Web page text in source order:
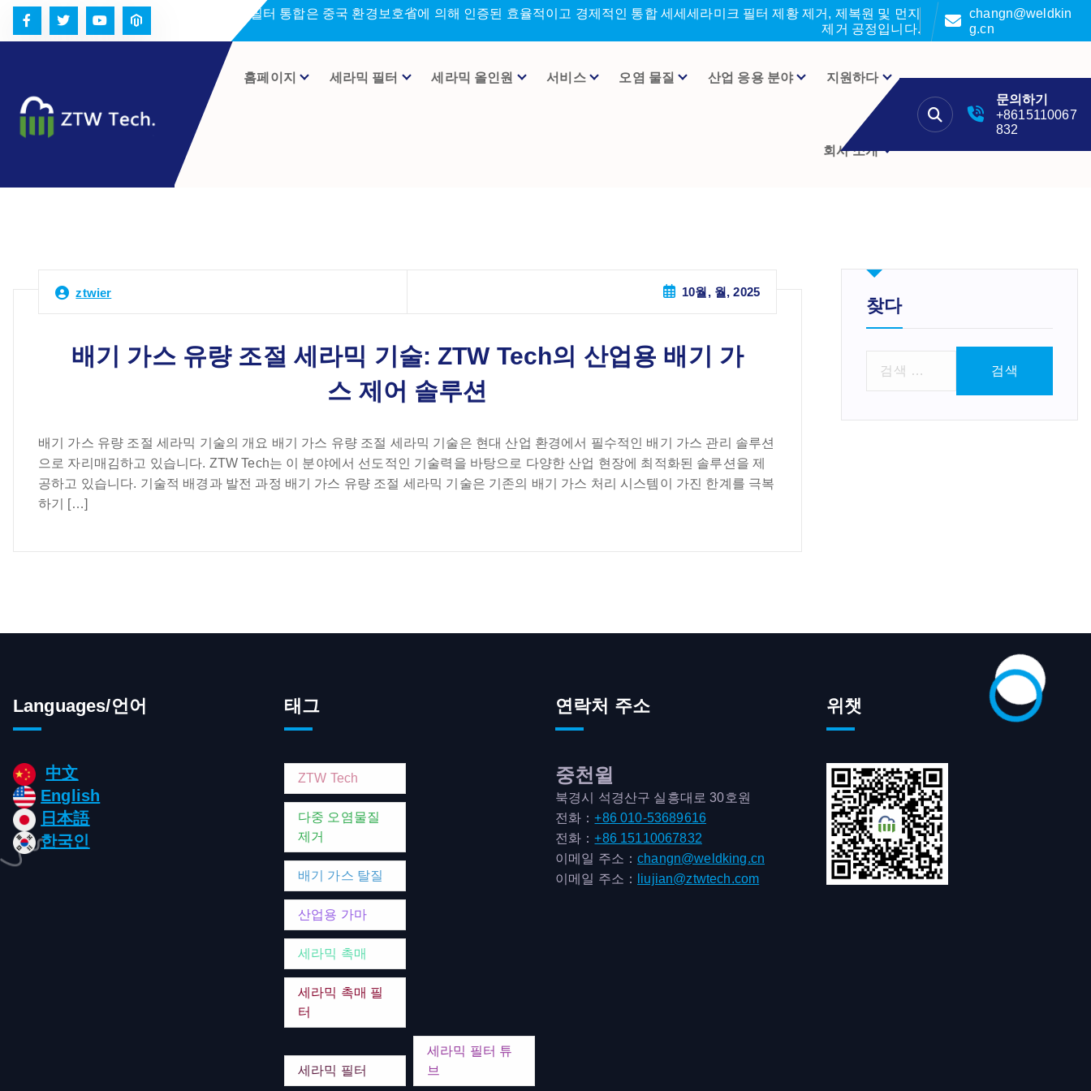
세라미크 필터 통합은 중국 환경보호省에 의해 인증된 효율적이고 경제적인 통합 세세세라미크 필터 제황 제거, 제복원 및 먼지
제거 공정입니다.
changn@weldkin
g.cn
홈페이지 세라믹 필터 세라믹 올인원 서비스 오염 물질 산업 응용 분야 지원하다
회사 소개
문의하기
+8615110067
832
ztwier 10월, 월, 2025
배기 가스 유량 조절 세라믹 기술: ZTW Tech의 산업용 배기 가
스 제어 솔루션
배기 가스 유량 조절 세라믹 기술의 개요 배기 가스 유량 조절 세라믹 기술은 현대 산업 환경에서 필수적인 배기 가스 관리 솔루션
으로 자리매김하고 있습니다. ZTW Tech는 이 분야에서 선도적인 기술력을 바탕으로 다양한 산업 현장에 최적화된 솔루션을 제
공하고 있습니다. 기술적 배경과 발전 과정 배기 가스 유량 조절 세라믹 기술은 기존의 배기 가스 처리 시스템이 가진 한계를 극복
하기 […]
찾다
Languages/언어
中文
English
日本語
한국인
태그
ZTW Tech
다중 오염물질
제거
배기 가스 탈질
산업용 가마
세라믹 촉매
세라믹 촉매 필
터
세라믹 필터
세라믹 필터 튜
브
연락처 주소
중천윌
북경시 석경산구 실흥대로 30호원
전화：+86 010-53689616
전화：+86 15110067832
이메일 주소：changn@weldking.cn
이메일 주소：
liujian@ztwtech.com
위챗